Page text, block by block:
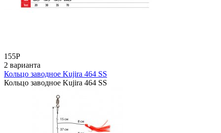
155Р
2 варианта
Кольцо заводное Kujira 464 SS
Кольцо заводное Kujira 464 SS